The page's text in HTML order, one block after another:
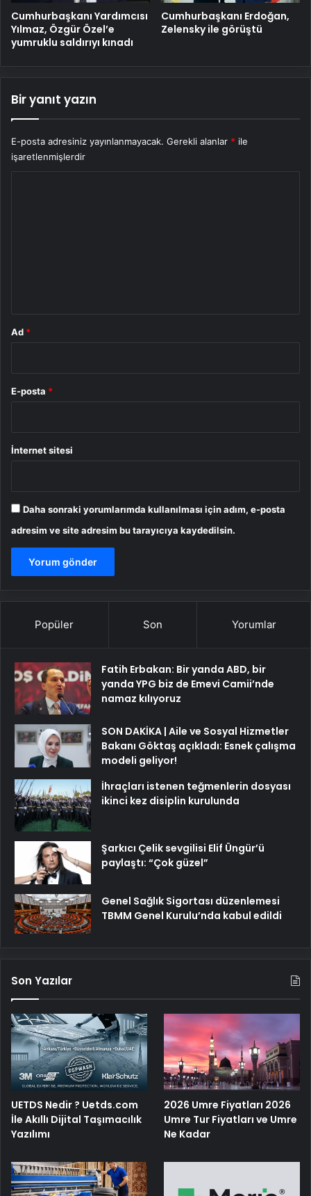
Cumhurbaşkanı Yardımcısı
Yılmaz, Özgür Özel’e
yumruklu saldırıyı kınadı
Cumhurbaşkanı Erdoğan,
Zelensky ile görüştü
Bir yanıt yazın
E-posta adresiniz yayınlanmayacak. Gerekli alanlar * ile
işaretlenmişlerdir
Ad *
E-posta *
İnternet sitesi
Daha sonraki yorumlarımda kullanılması için adım, e-posta
adresim ve site adresim bu tarayıcıya kaydedilsin.
Popüler Son Yorumlar
Fatih Erbakan: Bir yanda ABD, bir
yanda YPG biz de Emevi Camii’nde
namaz kılıyoruz
SON DAKİKA | Aile ve Sosyal Hizmetler
Bakanı Göktaş açıkladı: Esnek çalışma
modeli geliyor!
İhraçları istenen teğmenlerin dosyası
ikinci kez disiplin kurulunda
Şarkıcı Çelik sevgilisi Elif Üngür’ü
paylaştı: “Çok güzel”
Genel Sağlık Sigortası düzenlemesi
TBMM Genel Kurulu’nda kabul edildi
Son Yazılar
UETDS Nedir ? Uetds.com
İle Akıllı Dijital Taşımacılık
Yazılımı
2026 Umre Fiyatları 2026
Umre Tur Fiyatları ve Umre
Ne Kadar